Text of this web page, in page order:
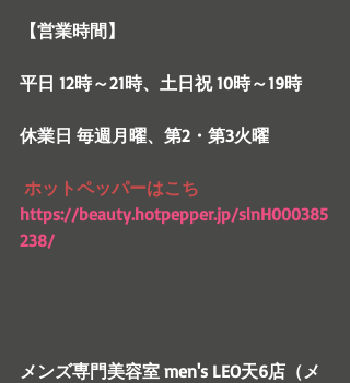
【営業時間】
平日 12時～21時、土日祝 10時～19時
休業日 毎週月曜、第2・第3火曜
ホットペッパーはこち
https://beauty.hotpepper.jp/slnH000385
238/
メンズ専門美容室 men's LEO天6店（メ